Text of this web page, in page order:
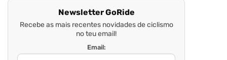
Newsletter GoRide
Recebe as mais recentes novidades de ciclismo
no teu email!
Email: